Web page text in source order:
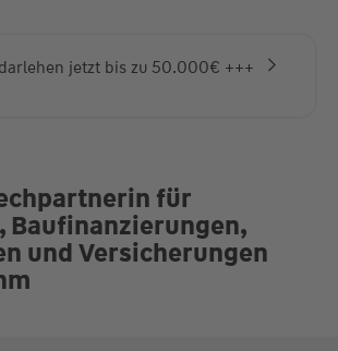
Online-Termine möglich
mit über 400 verschiedenen
für
Baufinanzierungen,
und Versicherungen